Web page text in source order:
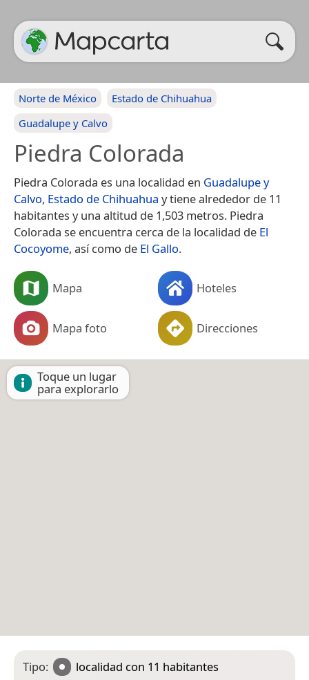
Norte de México
Estado de Chihuahua
Guadalupe y Calvo
Piedra Colorada
Piedra Colorada es una localidad en Guadalupe y
Calvo, Estado de Chihuahua y tiene alrededor de 11
habitantes y una altitud de 1,503 metros. Piedra
Colorada se encuentra cerca de la localidad de El
Cocoyome, así como de El Gallo.
Mapa Hoteles
Mapa foto Direcciones
Toque un lugar
para explorarlo
Tipo: localidad con 11 habitantes